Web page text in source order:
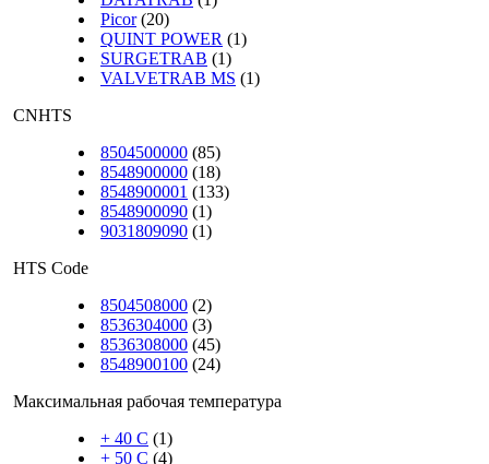
Picor (20)
QUINT POWER (1)
SURGETRAB (1)
VALVETRAB MS (1)
CNHTS
8504500000 (85)
8548900000 (18)
8548900001 (133)
8548900090 (1)
9031809090 (1)
HTS Code
8504508000 (2)
8536304000 (3)
8536308000 (45)
8548900100 (24)
Максимальная рабочая температура
+ 40 C (1)
+ 50 C (4)